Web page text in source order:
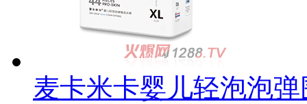
麦卡米卡婴儿轻泡泡